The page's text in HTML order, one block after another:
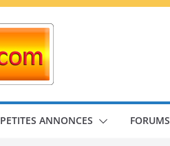
PETITES ANNONCES FORUMS